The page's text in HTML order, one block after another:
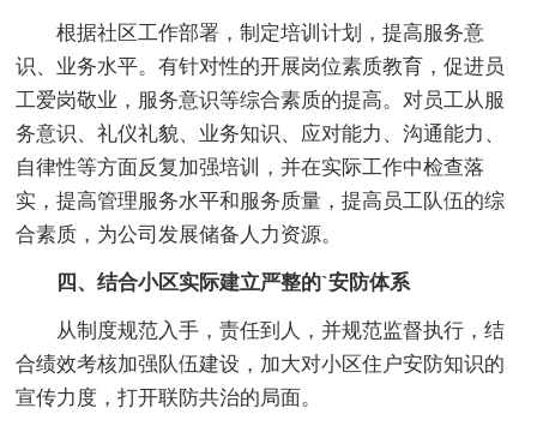
根据社区工作部署，制定培训计划，提高服务意
识、业务水平。有针对性的开展岗位素质教育，促进员
工爱岗敬业，服务意识等综合素质的提高。对员工从服
务意识、礼仪礼貌、业务知识、应对能力、沟通能力、
自律性等方面反复加强培训，并在实际工作中检查落
实，提高管理服务水平和服务质量，提高员工队伍的综
合素质，为公司发展储备人力资源。
四、结合小区实际建立严整的`安防体系
从制度规范入手，责任到人，并规范监督执行，结
合绩效考核加强队伍建设，加大对小区住户安防知识的
宣传力度，打开联防共治的局面。